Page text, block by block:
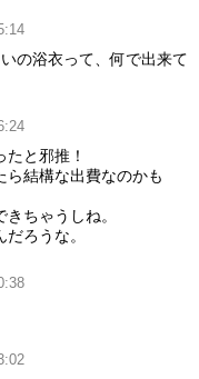
の浴衣って、何で出来て
と邪推！
ら結構な出費なのかも
ちゃうしね。
ろうな。